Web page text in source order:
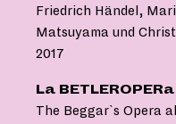
Friedrich Händel,
Matsuyama und
2017
La BETLEROPERa
The Beggar`s Opera